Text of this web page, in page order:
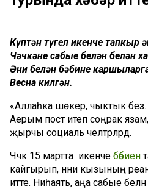
Күптән түгел икенче тапкыр
Чәчкәне сабые белән белән
Әни белән бәбине
Весна килгән.
«Аллаһка шөкер, чыктык без.
Аерым пост итеп соңрак
җырчы социаль челтәрләрдә.
Чәчкә 15 мартта икенче бәбиен
кайгырып, нәни кызының
итте. Ниһаять, аңа сабые